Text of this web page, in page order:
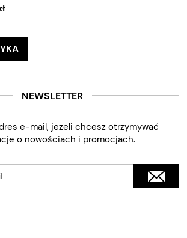
NEWSLETTER
e-mail, jeżeli chcesz otrzymywać
o nowościach i promocjach.